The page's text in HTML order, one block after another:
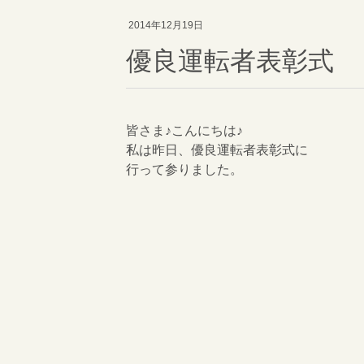
2014年12月19日
優良運転者表彰式
皆さま♪こんにちは♪
私は昨日、優良運転者表彰式に
行って参りました。